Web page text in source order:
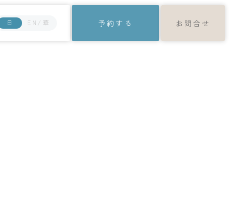
日 EN/華 予約する お問合せ